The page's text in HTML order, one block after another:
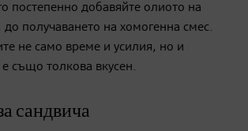
постепенно добавяйте олиото на
до получаването на хомогенна смес.
не само време и усилия, но и
е също толкова вкусен.
сандвича